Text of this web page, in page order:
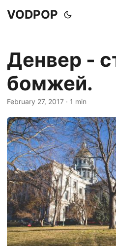
VODPOP
Денвер -
бомжей.
February 27, 2017 · 1 min